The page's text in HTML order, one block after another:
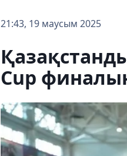
21:43, 19 маусым 2025
Cup